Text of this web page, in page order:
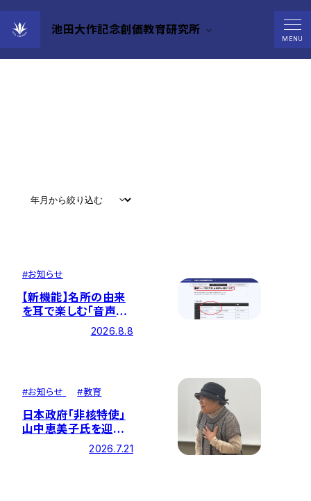
池田大作記念創価教育研究所
MENU
News
#お知らせ
【新機能】名所の由来
を耳で楽しむ「音声案
内ページ」を開設2026.8.8
#お知らせ #教育
日本政府「非核特使」
山中恵美子氏を迎え、
学生との懇談会を開
2026.7.21